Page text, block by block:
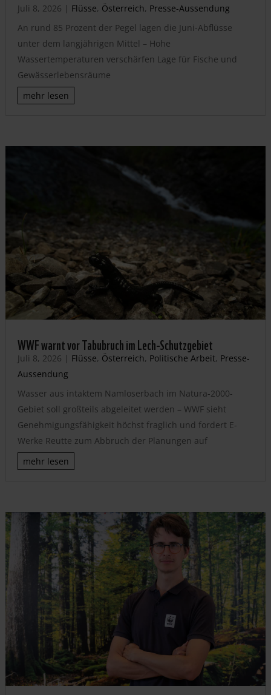
Juli 8, 2026 | Flüsse, Österreich, Presse-Aussendung
An rund 85 Prozent der Pegel lagen die Juni-Abflüsse
unter dem langjährigen Mittel – Hohe
Wassertemperaturen verschärfen Lage für Fische und
Gewässerlebensräume
mehr lesen
WWF warnt vor Tabubruch im Lech-Schutzgebiet
Juli 8, 2026 | Flüsse, Österreich, Politische Arbeit, Presse-
Aussendung
Wasser aus intaktem Namloserbach im Natura-2000-
Gebiet soll großteils abgeleitet werden – WWF sieht
Genehmigungsfähigkeit höchst fraglich und fordert E-
Werke Reutte zum Abbruch der Planungen auf
mehr lesen